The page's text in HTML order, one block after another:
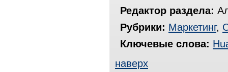
Редактор раздела:
Рубрики: Маркетинг,
Ключевые слова:
наверх